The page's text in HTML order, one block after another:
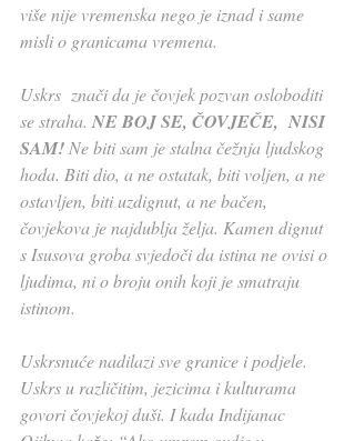
više nije vremenska nego je iznad i same
misli o granicama vremena.
Uskrs  znači da je čovjek pozvan osloboditi
se straha. NE BOJ SE, ČOVJEČE,  NISI
SAM! Ne biti sam je stalna čežnja ljudskog
hoda. Biti dio, a ne ostatak, biti voljen, a ne
ostavljen, biti uzdignut, a ne bačen,
čovjekova je najdublja želja. Kamen dignut
s Isusova groba svjedoči da istina ne ovisi o
ljudima, ni o broju onih koji je smatraju
istinom.
Uskrsnuće nadilazi sve granice i podjele.
Uskrs u različitim, jezicima i kulturama
govori čovjekoj duši. I kada Indijanac